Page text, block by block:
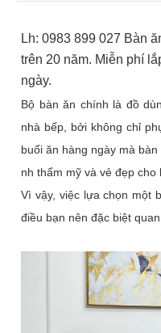
Lh: 0983 899 027 Bàn
trên 20 năm. Miễn phí
ngày.
Bộ bàn ăn chính là đồ
nhà bếp, bởi không chỉ
buổi ăn hàng ngày mà
nh thẩm mỹ và vẻ đẹp cho
Vì vậy, việc lựa chọn một
điều bạn nên đặc biệt quan